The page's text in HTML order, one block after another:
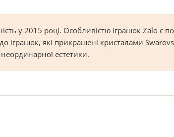
у 2015 році. Особливістю іграшок Zalo є
іграшок, які прикрашені кристалами
естетики.